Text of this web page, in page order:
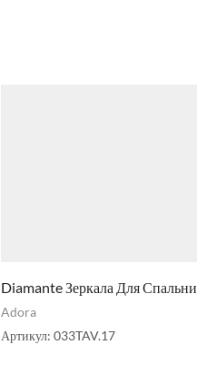
Diamante Зеркала Для Спальни
Adora
Артикул: 033TAV.17